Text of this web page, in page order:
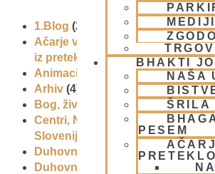
MEDIJI
BHAKTI
NAŠA
ŠRILA
PESEM
1.Blog (26)
Ačarje v sampradaji – duhovni
iz preteklosti
(9)
Animacije
Arhiv (4)
Bog, živo bitje in narava
(17)
Centri, Nama hatte in sange po
Sloveniji
Duhovni učitelj – Šrila
Duhovni umik